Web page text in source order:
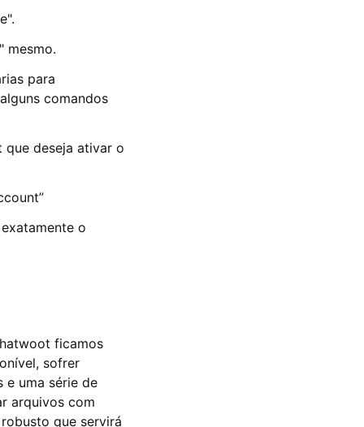
mesmo.
para
comandos
que deseja ativar o
o
ficamos
sofrer
e uma série de
arquivos com
que servirá